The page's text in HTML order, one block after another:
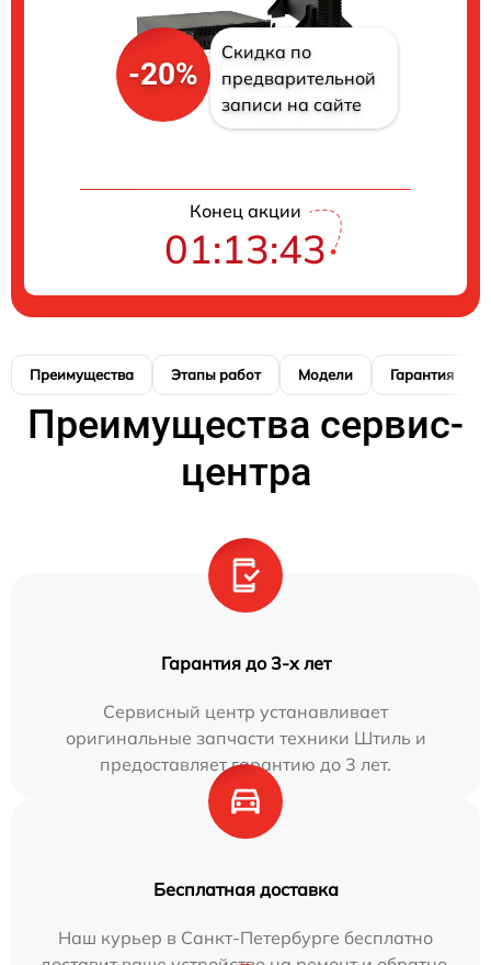
-20%
Скидка по
предварительной
записи на сайте
Конец акции
01:13:42
Преимущества Этапы работ Модели Гарантия
Преимущества сервис-
центра
Гарантия до 3-х лет
Сервисный центр устанавливает
оригинальные запчасти техники Штиль и
предоставляет гарантию до 3 лет.
Бесплатная доставка
Наш курьер в Санкт-Петербурге бесплатно